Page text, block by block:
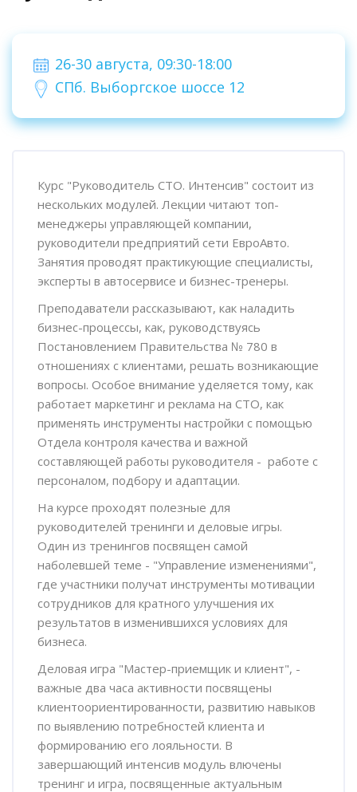
Пропустить [Cocoon] Пользовательский HTML
26-30 августа, 09:30-18:00
СПб. Выборгское шоссе 12
Курс "Руководитель СТО. Интенсив" состоит из
нескольких модулей. Лекции читают топ-
менеджеры управляющей компании,
руководители предприятий сети ЕвроАвто.
Занятия проводят практикующие специалисты,
эксперты в автосервисе и бизнес-тренеры.
Преподаватели рассказывают, как наладить
бизнес-процессы, как, руководствуясь
Постановлением Правительства № 780 в
отношениях с клиентами, решать возникающие
вопросы. Особое внимание уделяется тому, как
работает маркетинг и реклама на СТО, как
применять инструменты настройки с помощью
Отдела контроля качества и важной
составляющей работы руководителя - работе с
персоналом, подбору и адаптации.
На курсе проходят полезные для
руководителей тренинги и деловые игры.
Один из тренингов посвящен самой
наболевшей теме - "Управление изменениями",
где участники получат инструменты мотивации
сотрудников для кратного улучшения их
результатов в изменившихся условиях для
бизнеса.
Деловая игра "Мастер-приемщик и клиент", -
важные два часа активности посвящены
клиентоориентированности, развитию навыков
по выявлению потребностей клиента и
формированию его лояльности. В
завершающий интенсив модуль влючены
тренинг и игра, посвященные актуальным